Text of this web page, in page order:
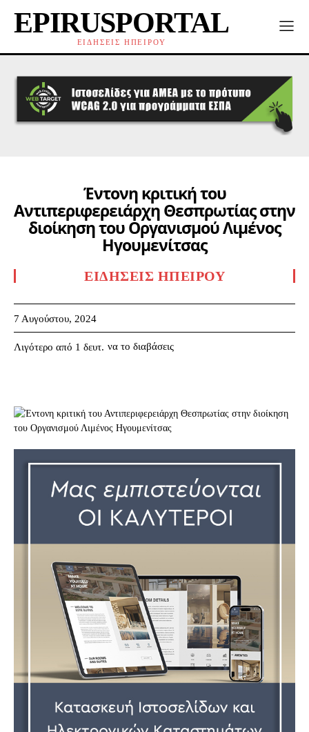
EPIRUSPORTAL
ΕΙΔΗΣΕΙΣ ΗΠΕΙΡΟΥ
Έντονη κριτική του
Αντιπεριφερειάρχη Θεσπρωτίας στην
διοίκηση του Οργανισμού Λιμένος
Ηγουμενίτσας
ΕΙΔΉΣΕΙΣ ΗΠΕΊΡΟΥ
7 Αυγούστου, 2024
Λιγότερο από 1 δευτ. να το διαβάσεις